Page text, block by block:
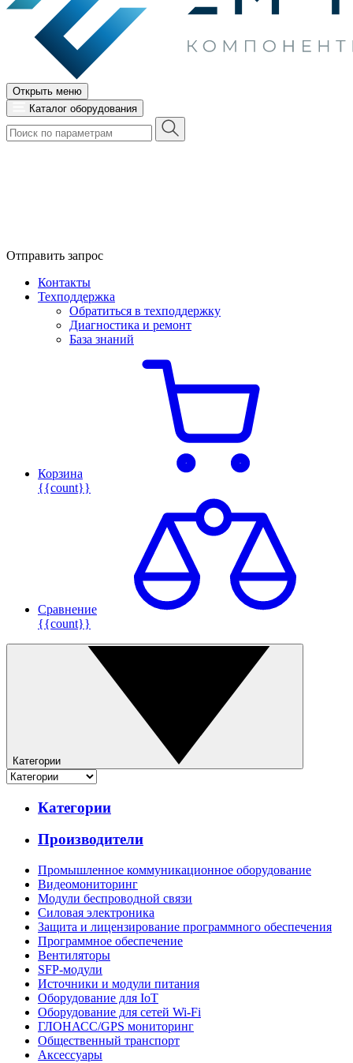
Открыть меню
Каталог оборудования
Отправить запрос
Контакты
Техподдержка
Обратиться в техподдержку
Диагностика и ремонт
База знаний
Корзина
{{count}}
Сравнение
{{count}}
Категории
Категории
Производители
Промышленное коммуникационное оборудование
Видеомониторинг
Модули беспроводной связи
Силовая электроника
Защита и лицензирование программного обеспечения
Программное обеспечение
Вентиляторы
SFP-модули
Источники и модули питания
Оборудование для IoT
Оборудование для сетей Wi-Fi
ГЛОНАСС/GPS мониторинг
Общественный транспорт
Аксессуары